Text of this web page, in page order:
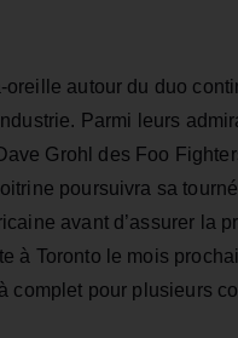
oreille autour du duo
Parmi leurs
Grohl des Foo
poursuivra sa
avant d’assurer la
à Toronto le mois
complet pour plusieurs